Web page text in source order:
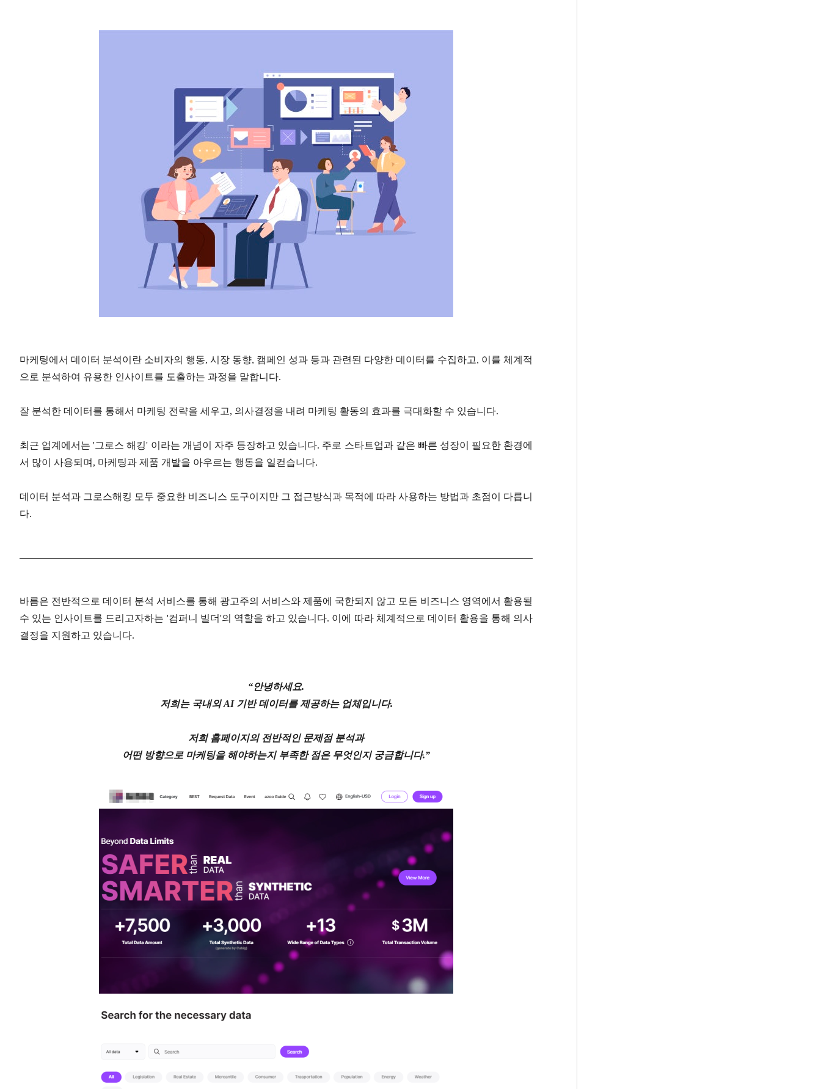
마케팅에서 데이터 분석이란 소비자의 행동,시장 동향, 캠페인 성과 등과 관련된 다양한 데이터를 수집하고, 이를 체계적
으로 분석하여 유용한 인사이트를 도출하는 과정을 말합니다.
잘 분석한 데이터를 통해서 마케팅 전략을 세우고, 의사결정을 내려 마케팅 활동의 효과를 극대화할 수 있습니다.
최근 업계에서는 '그로스 해킹' 이라는 개념이 자주 등장하고 있습니다. 주로 스타트업과 같은 빠른 성장이 필요한 환경에
서 많이 사용되며 , 마케팅과 제품 개발을 아우르는 행동을 일컫습니다.
데이터 분석과 그로스해킹 모두 중요한 비즈니스 도구이지만 그 접근방식과 목적에 따라 사용하는 방법과 초점이 다릅니
다.
바름은 전반적으로 데이터 분석 서비스를 통해 광고주의 서비스와 제품에 국한되지 않고 모든 비즈니스 영역에서 활용될
수 있는 인사이트를 드리고자하는 '컴퍼니 빌더'의 역할을 하고 있습니다. 이에 따라 체계적으로 데이터 활용을 통해 의사
결정을 지원하고 있습니다.
“안녕하세요.
저희는 국내외AI 기반 데이터를 제공하는 업체입니다.
저희 홈페이지의 전반적인 문제점 분석과
어떤 방향으로 마케팅을 해야하는지 부족한 점은 무엇인지 궁금합니다.”